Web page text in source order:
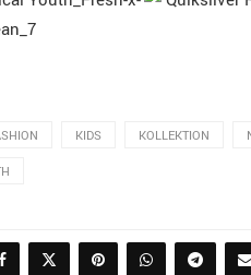
KIDS KOLLEKTION